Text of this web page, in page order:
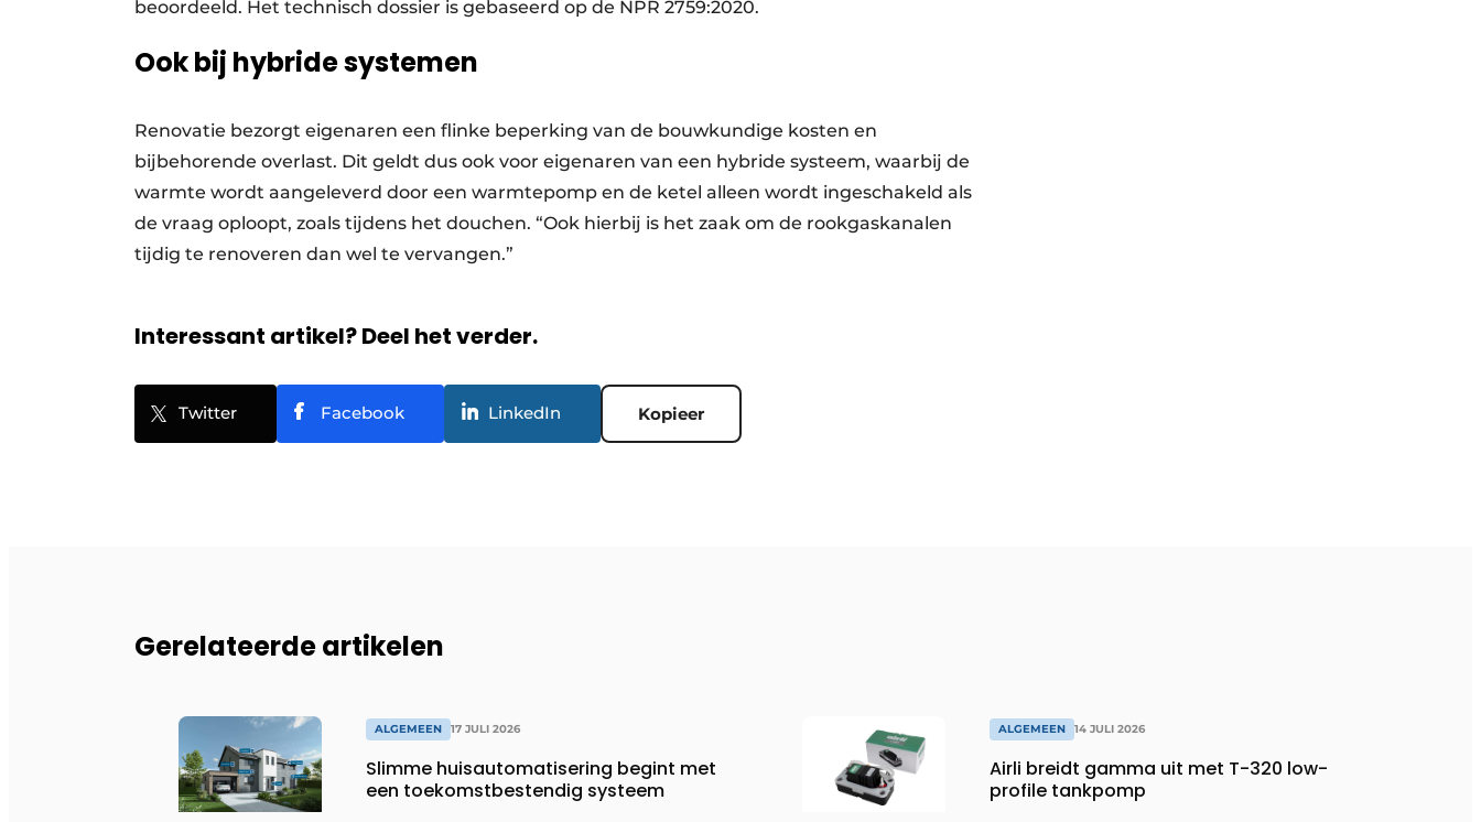
beoordeeld. Het technisch dossier is gebaseerd op de NPR 2759:2020.
Ook bij hybride systemen
Renovatie bezorgt eigenaren een flinke beperking van de bouwkundige kosten en
bijbehorende overlast. Dit geldt dus ook voor eigenaren van een hybride systeem, waarbij de
warmte wordt aangeleverd door een warmtepomp en de ketel alleen wordt ingeschakeld als
de vraag oploopt, zoals tijdens het douchen. “Ook hierbij is het zaak om de rookgaskanalen
tijdig te renoveren dan wel te vervangen.”
Interessant artikel? Deel het verder.
Twitter Facebook LinkedIn Kopieer
Gerelateerde artikelen
ALGEMEEN 17 JULI 2026
Slimme huisautomatisering begint met
een toekomstbestendig systeem
ALGEMEEN 14 JULI 2026
Airli breidt gamma uit met T-320 low-
profile tankpomp